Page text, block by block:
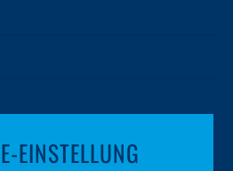
EINSTELLUNG